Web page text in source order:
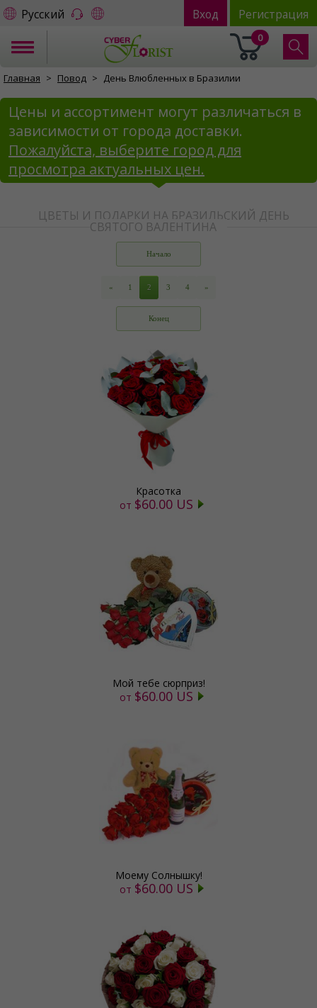
Русский Вход Регистрация
0
Главная Повод День Влюбленных в Бразилии
Цены и ассортимент могут различаться в
зависимости от города доставки.
Пожалуйста, выберите город для
просмотра актуальных цен.
ЦВЕТЫ И ПОДАРКИ НА БРАЗИЛЬСКИЙ ДЕНЬ
СВЯТОГО ВАЛЕНТИНА
Начало
« 1 2 3 4 »
Конец
Красотка
от $60.00 US
Мой тебе сюрприз!
от $60.00 US
Моему Солнышку!
от $60.00 US